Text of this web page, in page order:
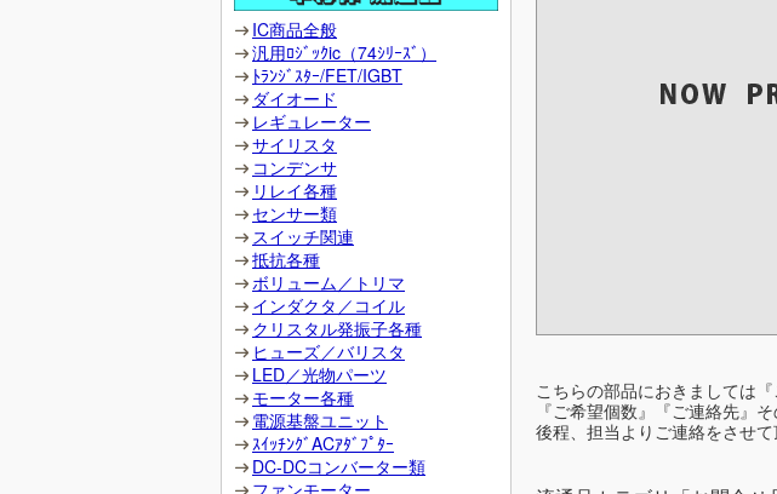
IC商品全般
汎用ﾛｼﾞｯｸic（74ｼﾘｰｽﾞ）
ﾄﾗﾝｼﾞｽﾀｰ/FET/IGBT
ダイオード
レギュレーター
サイリスタ
コンデンサ
リレイ各種
センサー類
スイッチ関連
抵抗各種
ボリューム／トリマ
インダクタ／コイル
クリスタル発振子各種
ヒューズ／バリスタ
LED／光物パーツ
モーター各種
電源基盤ユニット
ｽｲｯﾁﾝｸﾞACｱﾀﾞﾌﾟﾀｰ
DC-DCコンバーター類
ファンモーター
こちらの部品におきましては
『ご希望個数』『ご連絡先』
後程、担当よりご連絡をさせて